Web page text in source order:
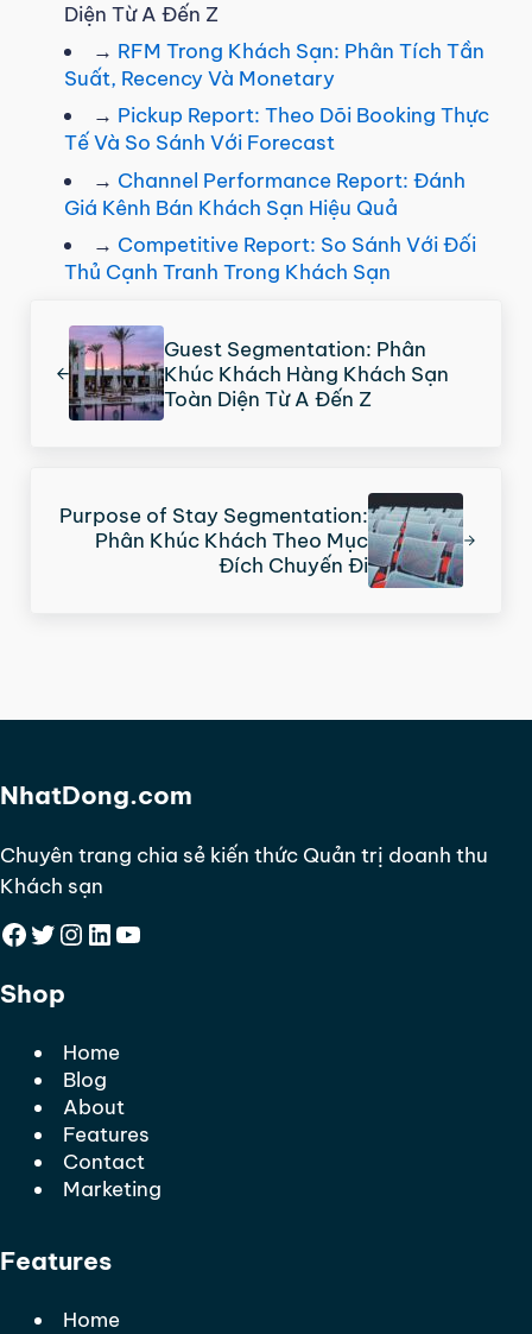
Diện Từ A Đến Z
→ RFM Trong Khách Sạn: Phân Tích Tần
Suất, Recency Và Monetary
→ Pickup Report: Theo Dõi Booking Thực
Tế Và So Sánh Với Forecast
→ Channel Performance Report: Đánh
Giá Kênh Bán Khách Sạn Hiệu Quả
→ Competitive Report: So Sánh Với Đối
Thủ Cạnh Tranh Trong Khách Sạn
Guest Segmentation: Phân
Khúc Khách Hàng Khách Sạn
Toàn Diện Từ A Đến Z
Purpose of Stay Segmentation:
Phân Khúc Khách Theo Mục
Đích Chuyến Đi
NhatDong.com
Chuyên trang chia sẻ kiến thức Quản trị doanh thu
Khách sạn
Facebook
Twitter
Instagram
LinkedIn
YouTube
Shop
Home
Blog
About
Features
Contact
Marketing
Features
Home